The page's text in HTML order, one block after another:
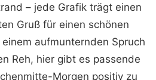
– jede Grafik trägt einen
Gruß für einen schönen
aufmunternden Spruch
Reh, hier gibt es passende
Morgen positiv zu